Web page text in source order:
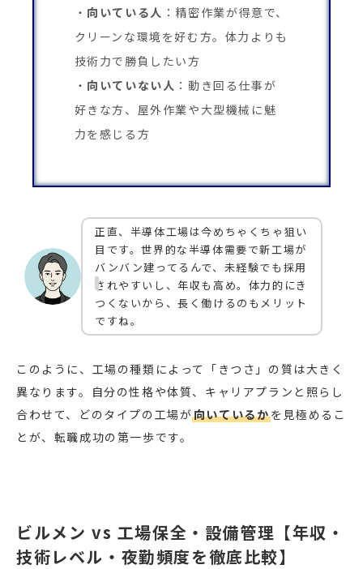
向いている人 ：精密作業が得意で、
クリーンな環境を好む方。体力よりも
技術力で勝負したい方
向いていない人 ：動き回る仕事が
好きな方、屋外作業や大型機械に魅
力を感じる方
正直、半導体工場は今めちゃくちゃ狙い
目です。世界的な半導体需要で新工場が
バンバン建ってるんで、未経験でも採用
されやすいし、年収も高め。体力的にき
つくないから、長く働けるのもメリット
ですね。
このように、工場の種類によって「きつさ」の質は大きく
異なります。自分の性格や体質、キャリアプランと照らし
合わせて、どのタイプの工場が向いているかを見極めるこ
とが、転職成功の第一歩です。
ビルメン vs 工場保全・設備管理【年収・
技術レベル・夜勤頻度を徹底比較】